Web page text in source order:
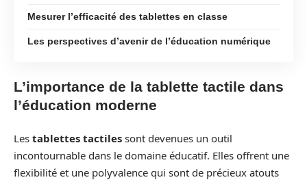
Mesurer l’efficacité des tablettes en classe
Les perspectives d’avenir de l’éducation numérique
L’importance de la tablette tactile dans
l’éducation moderne
Les tablettes tactiles sont devenues un outil
incontournable dans le domaine éducatif. Elles offrent une
flexibilité et une polyvalence qui sont de précieux atouts